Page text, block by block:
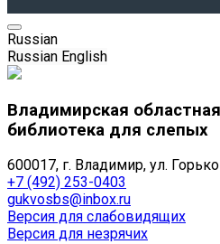
Russian
Russian English
Владимирская
библиотека для слепых
600017, г. Владимир, ул.
+7 (492) 253-0403
gukvosbs@inbox.ru
Версия для слабовидящих
Версия для незрячих